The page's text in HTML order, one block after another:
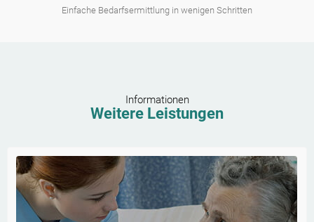
Einfache Bedarfsermittlung in wenigen Schritten
Informationen
Weitere Leistungen